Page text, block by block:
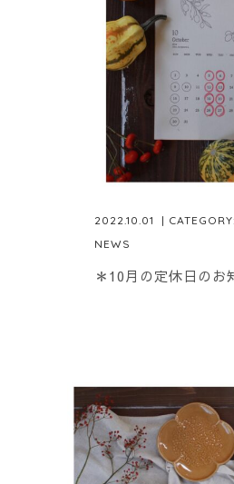
2022.10.01 | CATEGORY:
NEWS
＊10月の定休日のお